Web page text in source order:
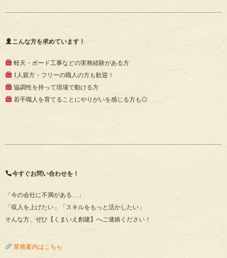
こんな方を求めています！
軽天・ボード工事などの実務経験がある方
1人親方・フリーの職人の方も歓迎！
協調性を持って現場で動ける方
若手職人を育てることにやりがいを感じる方も◎
今すぐお問い合わせを！
「今の会社に不満がある…」
「収入を上げたい」「スキルをもっと活かしたい」
そんな方、ぜひ【くまいえ創建】へご連絡ください！
業務案内はこちら